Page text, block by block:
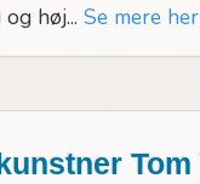
høj... Se mere her
Tom